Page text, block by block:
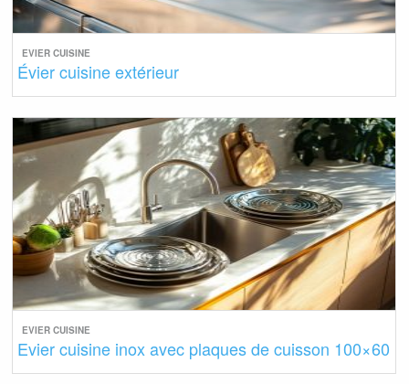
EVIER CUISINE
Évier cuisine extérieur
EVIER CUISINE
Evier cuisine inox avec plaques de cuisson 100×60